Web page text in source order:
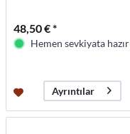
48,50 € *
Hemen sevkiyata hazır
Ayrıntılar